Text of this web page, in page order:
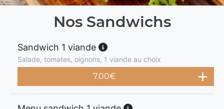
Nos Sandwichs
Sandwich 1 viande
Salade, tomates, oignons, 1 viande au choix
7.00€